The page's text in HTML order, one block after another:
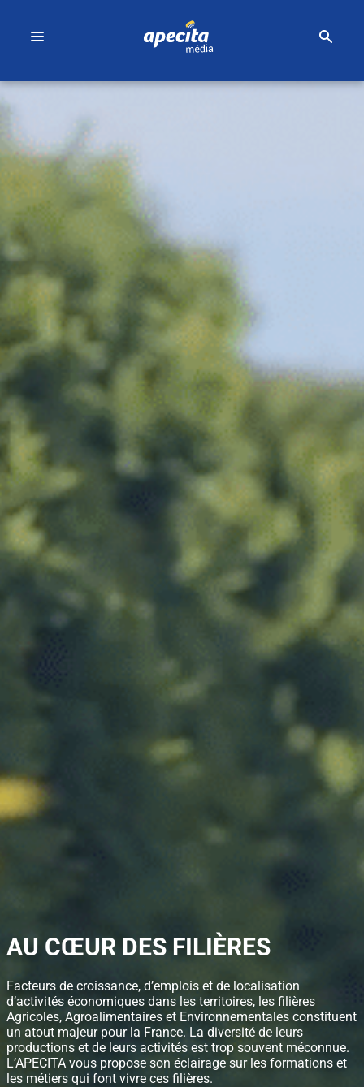
AU CŒUR DES FILIÈRES
Facteurs de croissance, d’emplois et de localisation
d’activités économiques dans les territoires, les filières
Agricoles, Agroalimentaires et Environnementales constituent
un atout majeur pour la France. La diversité de leurs
productions et de leurs activités est trop souvent méconnue.
L’APECITA vous propose son éclairage sur les formations et
les métiers qui font vivre ces filières.